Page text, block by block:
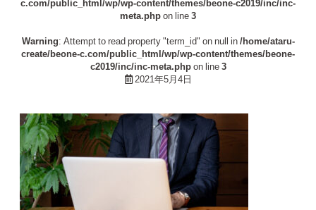
meta.phpon line3
Warning: Attempt to read property "term_id" on null in/home/ataru-
create/beone-c.com/public_html/wp/wp-content/themes/beone-
c2019/inc/inc-meta.phpon line3
2021年5月4日